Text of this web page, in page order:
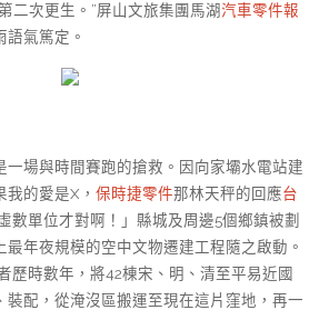
二次更生。”屏山文旅集團馬湖汽車零件報
語氣篤定。
一場與時間賽跑的搶救。因向家壩水電站建
的愛是X， 保時捷零件那林天秤的回應台
數單位才對啊！」縣城及周邊5個鄉鎮被劃
年夜規模的空中文物遷建工程隨之啟動。
歷時數年，將42棟宋、明、清至平易近國
裝配，從淹沒區搬運至現在這片窪地，再一